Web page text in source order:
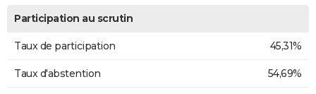
Participation au scrutin
Taux de participation 45,31%
Taux d'abstention 54,69%